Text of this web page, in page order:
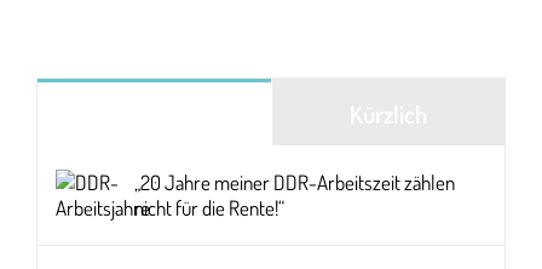
„20 Jahre meiner DDR-Arbeitszeit zählen
nicht für die Rente!“